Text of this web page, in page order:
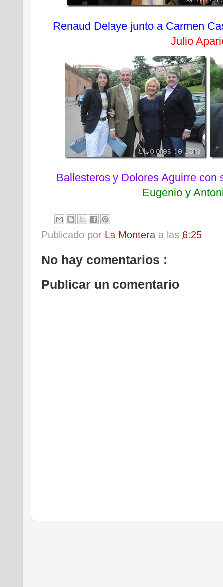
Renaud Delaye junto a Carmen
Julio
Ballesteros y Dolores Aguirre con
Eugenio y
Publicado por La Montera a las 6:25
No hay comentarios :
Publicar un comentario